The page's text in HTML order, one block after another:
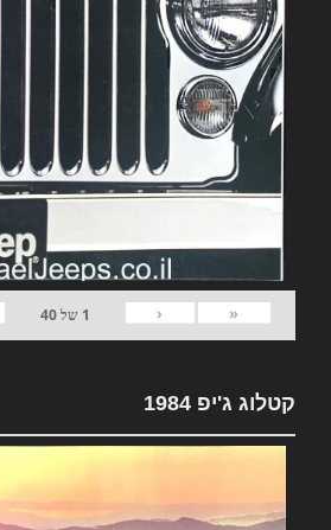
«
‹
1 של40
קטלוג ג'יפ 1984